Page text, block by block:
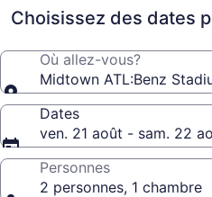
Choisissez des dates
Où allez-vous?
Midtown ATL:Benz
Dates
ven. 21 août - sam. 22
Personnes
2 personnes, 1 chambre